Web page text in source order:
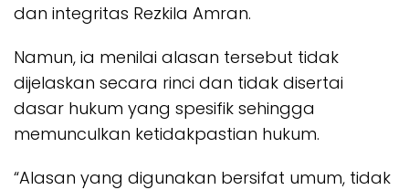
dan integritas Rezkila Amran.
Namun, ia menilai alasan tersebut tidak
dijelaskan secara rinci dan tidak disertai
dasar hukum yang spesifik sehingga
memunculkan ketidakpastian hukum.
“Alasan yang digunakan bersifat umum, tidak